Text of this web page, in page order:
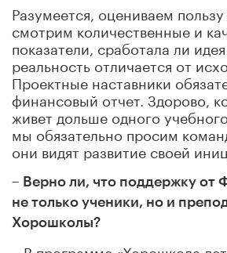
Разумеется, оцениваем пользу
смотрим количественные и
показатели, сработала ли
реальность отличается от
Проектные наставники
финансовый отчет. Здорово,
живет дольше одного
мы обязательно просим
они видят развитие своей
– Верно ли, что поддержку от
не только ученики, но и
Хорошколы?